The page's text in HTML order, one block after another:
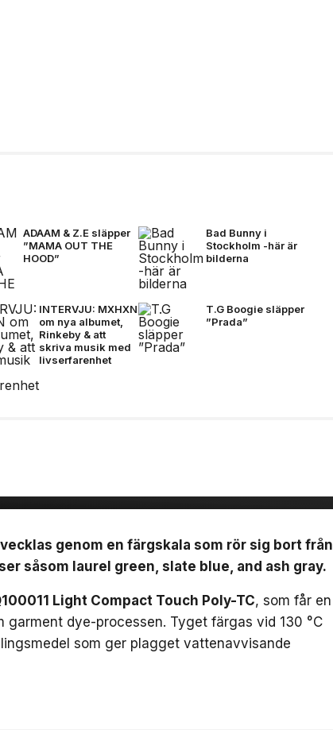
ADAAM & Z.E släpper
”MAMA OUT THE
HOOD”
Bad Bunny i
Stockholm -här är
bilderna
INTERVJU: MXHXN
om nya albumet,
Rinkeby & att
skriva musik med
livserfarenhet
T.G Boogie släpper
”Prada”
genom en färgskala som rör sig bort från
såsom laurel green, slate blue, and ash gray.
Light Compact Touch Poly-TC, som får en
dye-processen. Tyget färgas vid 130 °C
som ger plagget vattenavvisande